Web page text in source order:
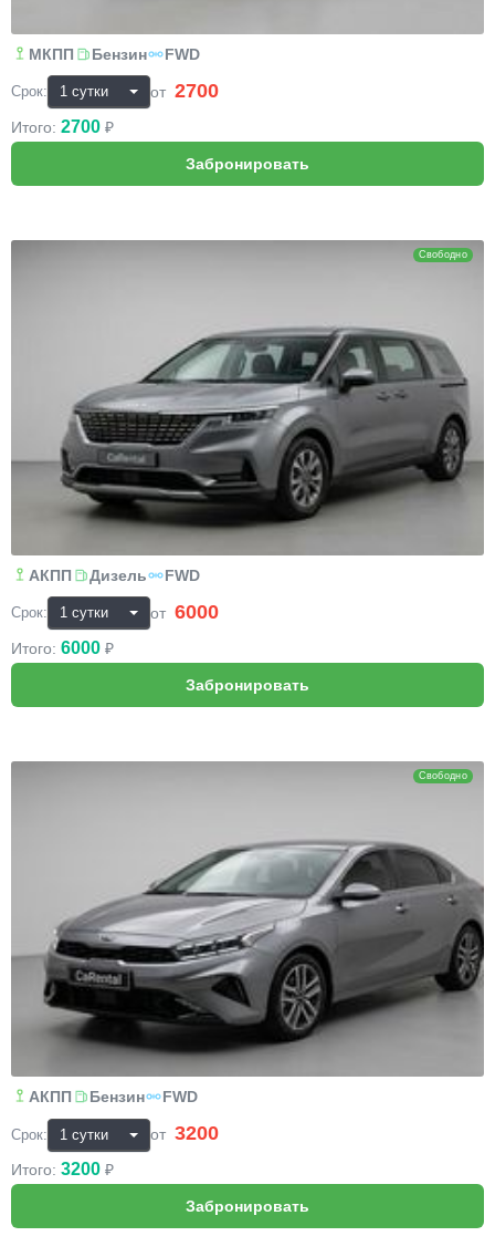
МКПП Бензин FWD
Срок: от 2700
Итого: 2700 ₽
Свободно
АКПП Дизель FWD
Срок: от 6000
Итого: 6000 ₽
Свободно
АКПП Бензин FWD
Срок: от 3200
Итого: 3200 ₽